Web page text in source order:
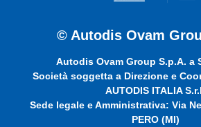
© Autodis Ovam
Autodis Ovam Group S.p.A. a
Società soggetta a Direzione e
AUTODIS ITALIA
Sede legale e Amministrativa: Via
PERO (MI)